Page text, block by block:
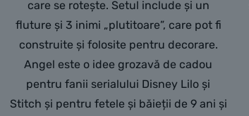
care se rotește. Setul include și un
fluture și 3 inimi „plutitoare”, care pot fi
construite și folosite pentru decorare.
Angel este o idee grozavă de cadou
pentru fanii serialului Disney Lilo și
Stitch și pentru fetele și băieții de 9 ani și